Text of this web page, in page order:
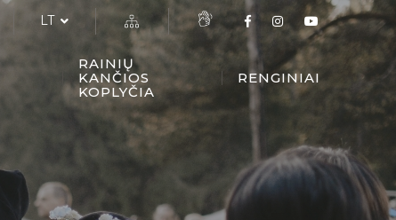
LT
RAINIŲ
KANČIOS
KOPLYČIA
RENGINIAI